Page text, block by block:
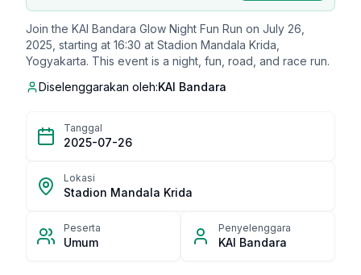
Join the KAI Bandara Glow Night Fun Run on July 26,
2025, starting at 16:30 at Stadion Mandala Krida,
Yogyakarta. This event is a night, fun, road, and race run.
Diselenggarakan oleh:KAI Bandara
Tanggal
2025-07-26
Lokasi
Stadion Mandala Krida
Peserta
Umum
Penyelenggara
KAI Bandara